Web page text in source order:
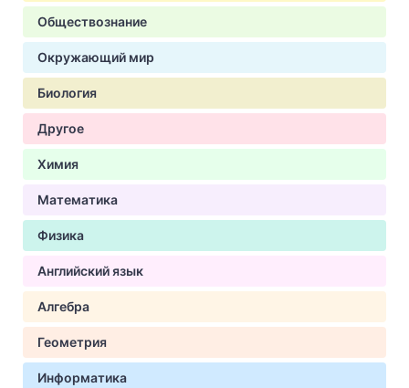
Обществознание
Окружающий мир
Биология
Другое
Химия
Математика
Физика
Английский язык
Алгебра
Геометрия
Информатика